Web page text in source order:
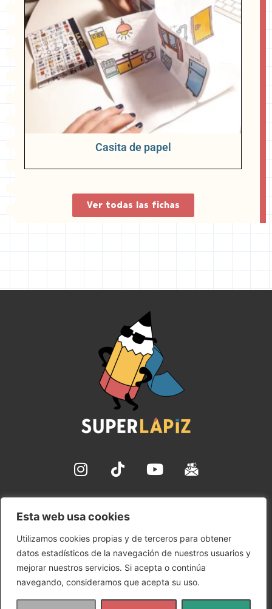
Esta web usa cookies
Utilizamos cookies propias y de terceros para obtener
datos estadísticos de la navegación de nuestros usuarios y
mejorar nuestros servicios. Si acepta o continúa
navegando, consideramos que acepta su uso.
Casita de papel
Ver todas las fichas
Aviso Legal
Política de Cookies
Política de Privacidad
Condiciones de uso
Copyright © 2024 SuperLápiz | Ana María Gómez